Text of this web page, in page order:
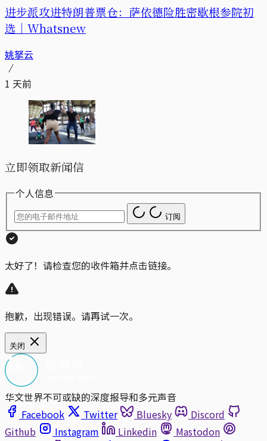
进步派攻进特朗普票仓：萨依德险胜密歇根参院初
选｜Whatsnew
姚拏云
1 天前
立即领取新闻信
个人信息
订阅
太好了！请检查您的收件箱并点击链接。
抱歉，出现错误。请再试一次。
关闭
华文世界不可或缺的深度报导和多元声音
Facebook
Twitter Bluesky
Discord
Github
Instagram Linkedin
Mastodon